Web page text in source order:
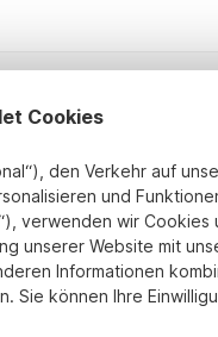
montiert
Cookies
den Verkehr auf
und
verwenden wir
unserer Website mit
Informationen
Sie können Ihre